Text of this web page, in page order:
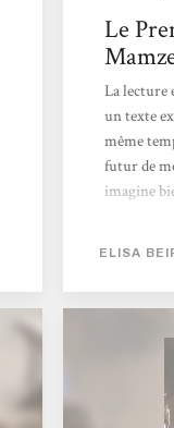
Le
La lecture
un texte
même
futur de
imagine
des
rareté de
assiste
D'autres
bonne
ELISA